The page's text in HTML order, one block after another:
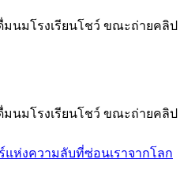
มนมโรงเรียนโชว์ ขณะถ่ายคลิป
มนมโรงเรียนโชว์ ขณะถ่ายคลิป